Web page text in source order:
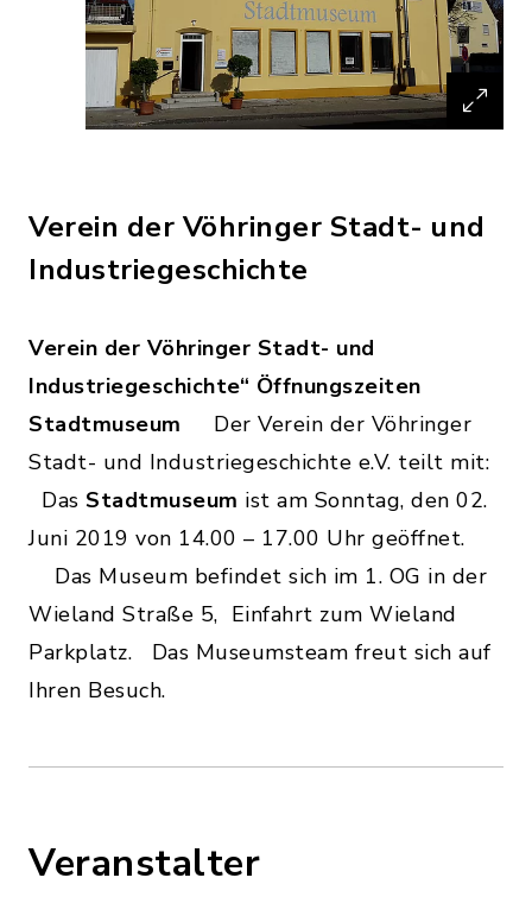
Verein der Vöhringer Stadt- und
Industriegeschichte
Verein der Vöhringer Stadt- und
Industriegeschichte“ Öffnungszeiten
Stadtmuseum Der Verein der Vöhringer
Stadt- und Industriegeschichte e.V. teilt mit:
Das Stadtmuseum ist am Sonntag, den 02.
Juni 2019 von 14.00 – 17.00 Uhr geöffnet.
Das Museum befindet sich im 1. OG in der
Wieland Straße 5, Einfahrt zum Wieland
Parkplatz. Das Museumsteam freut sich auf
Ihren Besuch.
Veranstalter